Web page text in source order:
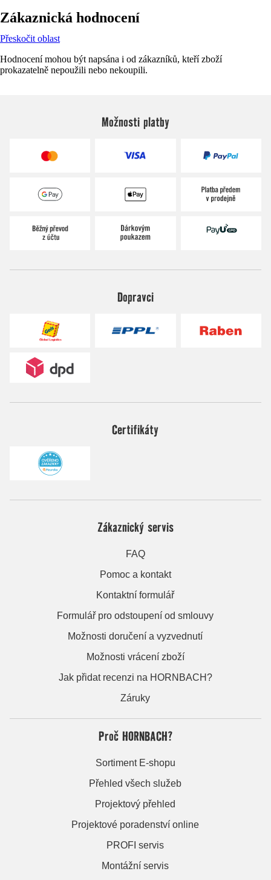
Zákaznická hodnocení
Přeskočit oblast
Hodnocení mohou být napsána i od zákazníků, kteří zboží
prokazatelně nepoužili nebo nekoupili.
Možnosti platby
Dopravci
Certifikáty
Zákaznický servis
FAQ
Pomoc a kontakt
Kontaktní formulář
Formulář pro odstoupení od smlouvy
Možnosti doručení a vyzvednutí
Možnosti vrácení zboží
Jak přidat recenzi na HORNBACH?
Záruky
Proč HORNBACH?
Sortiment E-shopu
Přehled všech služeb
Projektový přehled
Projektové poradenství online
PROFI servis
Montážní servis